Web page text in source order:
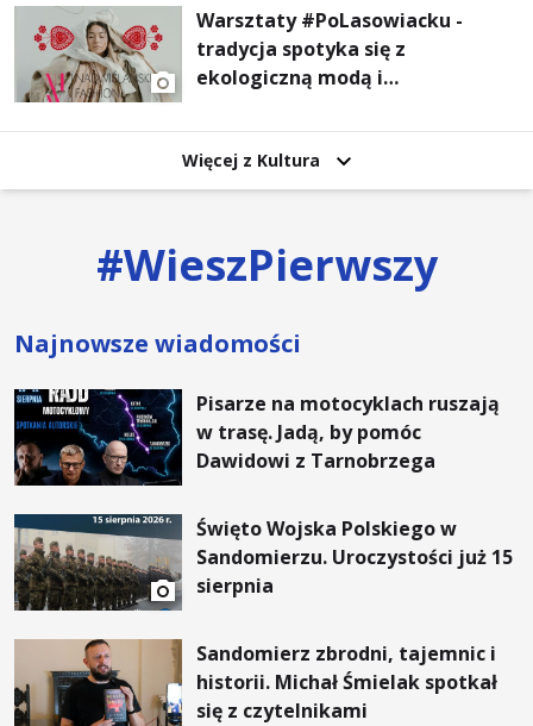
Warsztaty #PoLasowiacku -
tradycja spotyka się z
ekologiczną modą i
Więcej z Kultura
#WieszPierwszy
Najnowsze wiadomości
Pisarze na motocyklach ruszają
w trasę. Jadą, by pomóc
Dawidowi z Tarnobrzega
Święto Wojska Polskiego w
Sandomierzu. Uroczystości już 15
sierpnia
Sandomierz zbrodni, tajemnic i
historii. Michał Śmielak spotkał
się z czytelnikami